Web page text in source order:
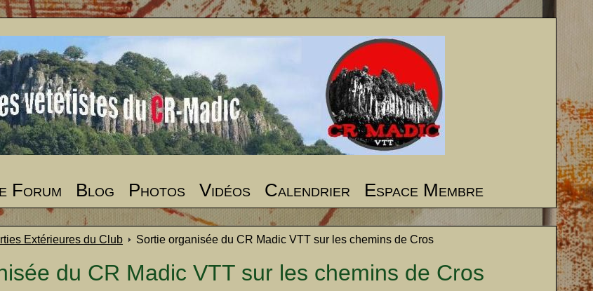
Forum Blog Photos Vidéos Calendrier Espace Membre
Extérieures du Club Sortie organisée du CR Madic VTT sur les chemins de Cros
du CR Madic VTT sur les chemins de Cros